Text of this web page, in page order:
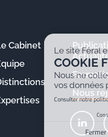
Cabinet
Nous
Le site Féral est 100%
COOKIE FREE !
Nous ne collectons pas
vos données
Consulter notre politique de
Consentements